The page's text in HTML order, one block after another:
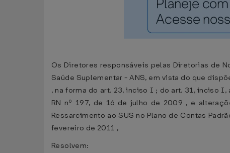
Os Diretores responsáveis pelas Diretorias de
Saúde Suplementar - ANS, em vista do que
, na forma do art. 23, inciso I ; do art. 31, inciso
RN nº 197, de 16 de julho de 2009 , e
Ressarcimento ao SUS no Plano de Contas
fevereiro de 2011 ,
Resolvem: